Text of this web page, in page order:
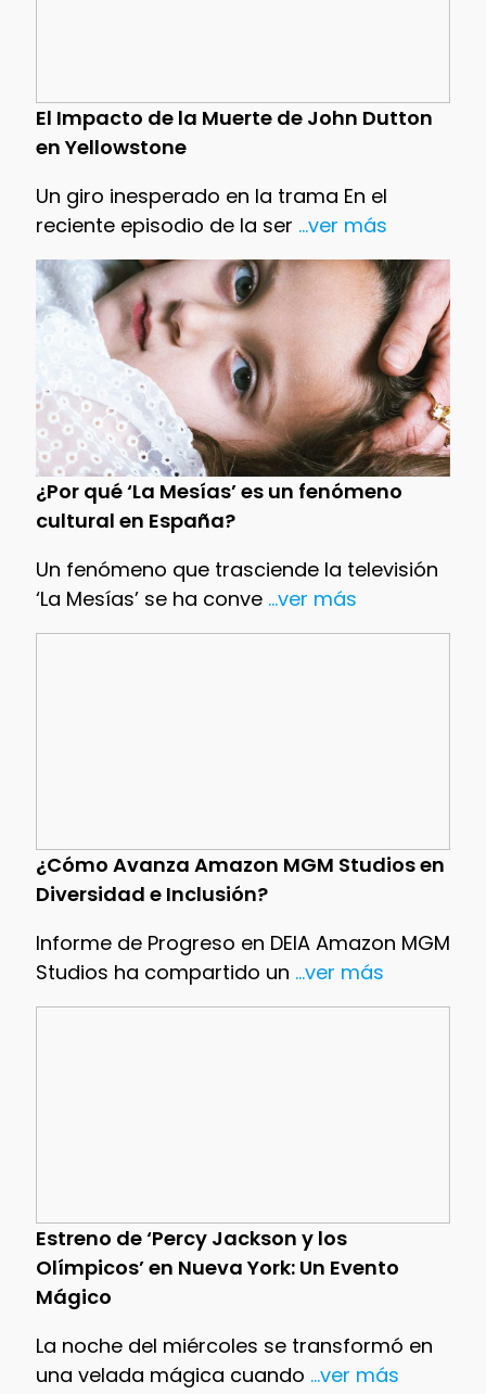
El Impacto de la Muerte de John Dutton
en Yellowstone
Un giro inesperado en la trama En el
reciente episodio de la ser ...ver más
¿Por qué ‘La Mesías’ es un fenómeno
cultural en España?
Un fenómeno que trasciende la televisión
‘La Mesías’ se ha conve...ver más
¿Cómo Avanza Amazon MGM Studios en
Diversidad e Inclusión?
Informe de Progreso en DEIA Amazon MGM
Studios ha compartido un ...ver más
Estreno de ‘Percy Jackson y los
Olímpicos’ en Nueva York: Un Evento
Mágico
La noche del miércoles se transformó en
una velada mágica cuando ...ver más